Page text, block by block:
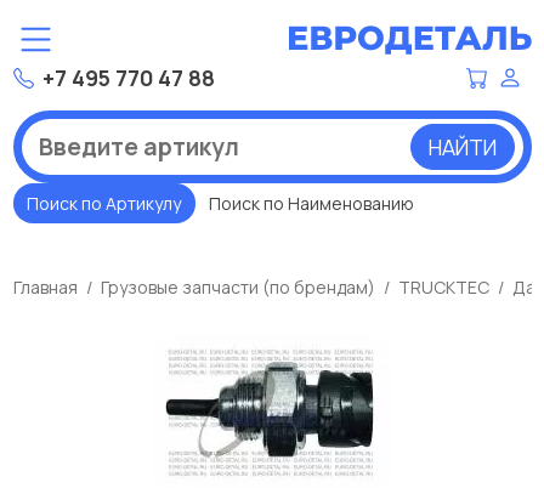
+7 495 770 47 88
НАЙТИ
Поиск по Артикулу Поиск по Наименованию
Главная Грузовые запчасти (по брендам) TRUCKTEC